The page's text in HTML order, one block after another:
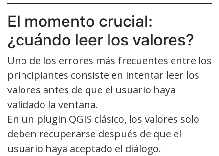
El momento crucial:
¿cuándo leer los valores?
Uno de los errores más frecuentes entre los
principiantes consiste en intentar leer los
valores antes de que el usuario haya
validado la ventana.
En un plugin QGIS clásico, los valores solo
deben recuperarse después de que el
usuario haya aceptado el diálogo.